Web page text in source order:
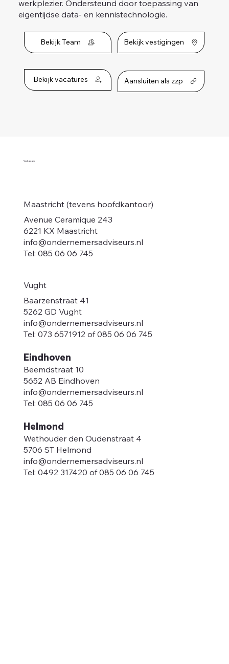
Vestigingen
Maastricht (tevens hoofdkantoor)
Avenue Ceramique 243
6221 KX Maastricht
info@ondernemersadviseurs.nl
Tel: 085 06 06 745
Vught
Baarzenstraat 41
5262 GD Vught
info@ondernemersadviseurs.nl
Tel: 073 6571912 of 085 06 06 745
Eindhoven
Beemdstraat 10
5652 AB Eindhoven
info@ondernemersadviseurs.nl
Tel: 085 06 06 745
Helmond
Wethouder den Oudenstraat 4
5706 ST Helmond
info@ondernemersadviseurs.nl
Tel: 0492 317420 of 085 06 06 745
werkplezier. Ondersteund door toepassing van
eigentijdse data- en kennistechnologie.​
Bekijk Team
Bekijk vacatures
Bekijk vestigingen
Aansluiten als zzp